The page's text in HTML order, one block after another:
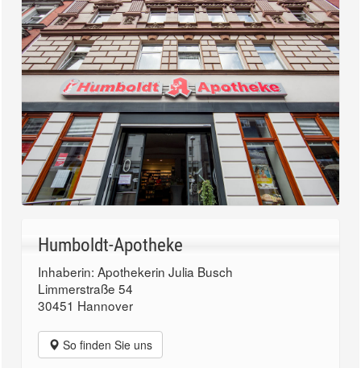
Humboldt-Apotheke
Inhaberin: Apothekerin Julia Busch
Limmerstraße 54
30451 Hannover
So finden Sie uns